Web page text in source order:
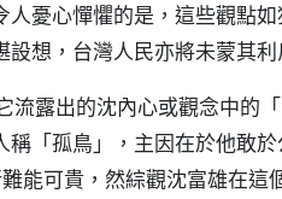
憂心憚懼的是，這些觀點
想，台灣人民亦將未蒙其利
露出的沈內心或觀念中的
「孤鳥」，主因在於他敢
能可貴，然綜觀沈富雄在這